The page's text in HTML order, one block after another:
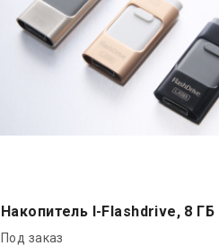
Накопитель I-Flashdrive, 8 ГБ
Под заказ